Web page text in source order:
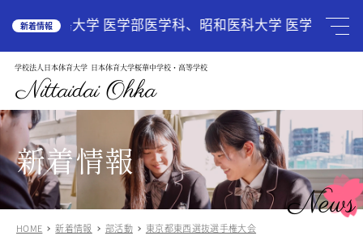
新着情報広島大学 医学部医学科、昭和医科大学 医学部医学
学校法人日本体育大学 日本体育大学桜華中学校・高等学校
Nittaidai Ohka
HOME
学校案内
教育理念
ご挨拶
グランドデザイン
施設紹介
学校紹介動画
アクセス
受験生の方へ Admission
新着情報
News
HOME 新着情報 部活動 東京都東西選抜選手権大会